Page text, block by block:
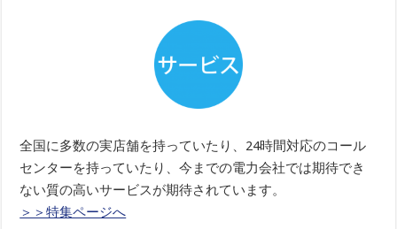
全国に多数の実店舗を持っていたり、24時間対応のコール
センターを持っていたり、今までの電力会社では期待でき
ない質の高いサービスが期待されています。
＞＞特集ページへ